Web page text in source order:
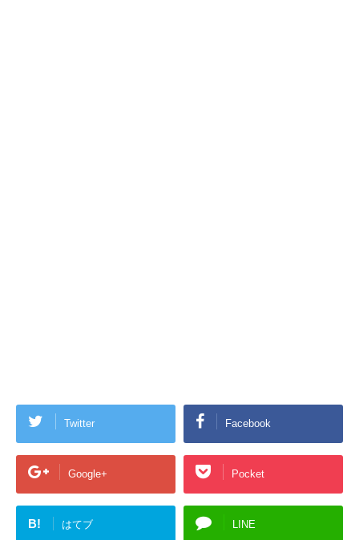
Twitter Facebook
Google+ Pocket
B! はてブ LINE